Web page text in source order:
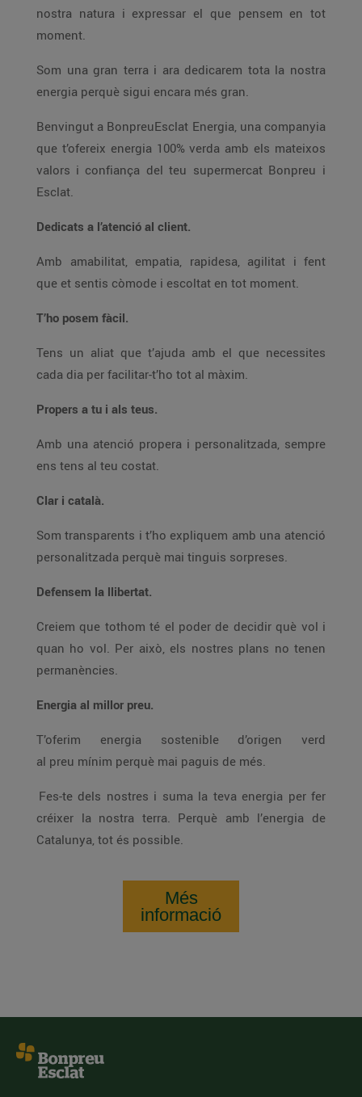
nostra natura i expressar el que pensem en tot
moment.
Som una gran terra i ara dedicarem tota la nostra
energia perquè sigui encara més gran.
Benvingut a BonpreuEsclat Energia, una companyia
que t’ofereix energia 100% verda amb els mateixos
valors i confiança del teu supermercat Bonpreu i
Esclat.
Dedicats a l’atenció al client.
Amb amabilitat, empatia, rapidesa, agilitat i fent
que et sentis còmode i escoltat en tot moment.
T’ho posem fàcil.
Tens un aliat que t’ajuda amb el que necessites
cada dia per facilitar-t’ho tot al màxim.
Propers a tu i als teus.
Amb una atenció propera i personalitzada, sempre
ens tens al teu costat.
Clar i català.
Som transparents i t’ho expliquem amb una atenció
personalitzada perquè mai tinguis sorpreses.
Defensem la llibertat.
Creiem que tothom té el poder de decidir què vol i
quan ho vol. Per això, els nostres plans no tenen
permanències.
Energia al millor preu.
T’oferim energia sostenible d’origen verd
al preu mínim perquè mai paguis de més.
Fes-te dels nostres i suma la teva energia per fer
créixer la nostra terra. Perquè amb l’energia de
Catalunya, tot és possible.
Més
informació